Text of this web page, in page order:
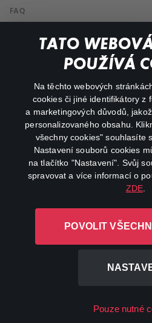
TATO
POUŽÍVÁ
Na těchto webových
cookies či jiné identifikátory z
a marketingových důvodů,
personalizovaného obsahu.
všechny cookies" souhlasíte
Nastavení souborů cookies
na tlačítko "Nastavení". Svůj
spravovat a více informací o
ZDE
POVOLIT
Pouze nutné
FAQ
My profile
facebook
L-1246 Luxembourg R.C.S.